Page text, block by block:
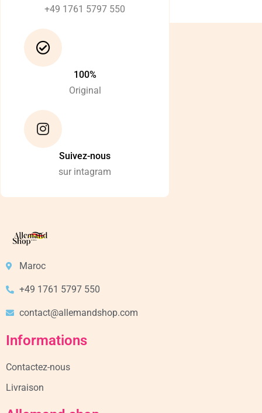
+49 1761 5797 550
100%
Original
Suivez-nous
sur intagram
Maroc
+49 1761 5797 550
contact@allemandshop.com
Informations
Contactez-nous
Livraison